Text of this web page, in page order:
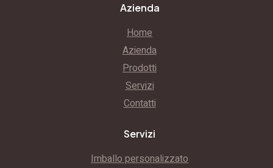
Azienda
Home
Azienda
Prodotti
Servizi
Contatti
Servizi
Imballo personalizzato